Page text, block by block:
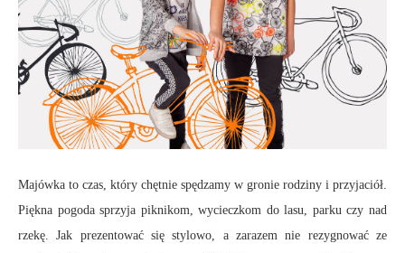
Majówka to czas, który chętnie spędzamy w gronie rodziny i przyjaciół.
Piękna pogoda sprzyja piknikom, wycieczkom do lasu, parku czy nad
rzekę. Jak prezentować się stylowo, a zarazem nie rezygnować ze